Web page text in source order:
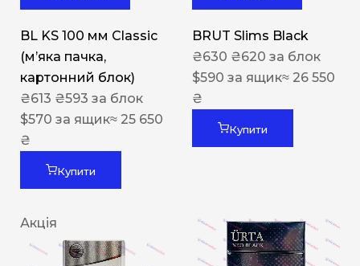
BL KS 100 мм Classic
(м’яка пачка,
картонний блок)
₴613 ₴593 за блок
$570 за ящик≈ 25 650
₴
Купити
BRUT Slims Black
₴630 ₴620 за блок
$590 за ящик≈ 26 550
₴
Купити
Акція